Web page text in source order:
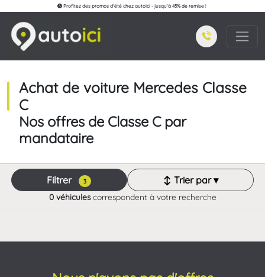
Profitez des promos d'été chez autoici - jusqu'à 45% de remise !
Achat de voiture Mercedes Classe
C
Nos offres de Classe C par
mandataire
Filtrer 3 ↕ Trier par ▾
0 véhiculescorrespondent à votre recherche